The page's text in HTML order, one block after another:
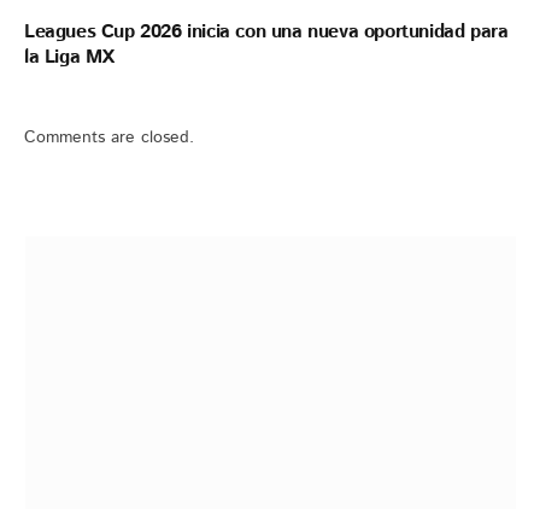
Leagues Cup 2026 inicia con una nueva oportunidad para
la Liga MX
Comments are closed.